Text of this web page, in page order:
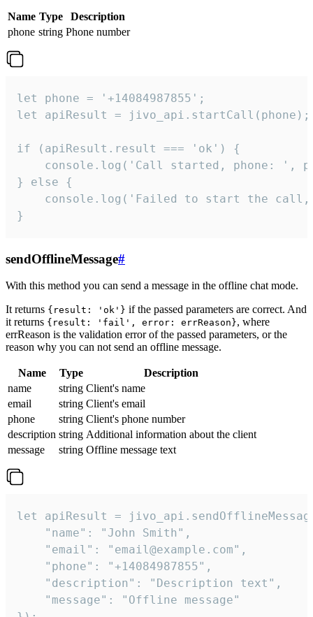
Name Type
Description
phone string Phone number
let phone = '+14084987855';
let apiResult = jivo_api.startCall(phone);
if (apiResult.result === 'ok') {
console.log('Call started, phone: ',
} else {
console.log('Failed to start the
}
sendOfflineMessage#
With this method you can send a message in the offline chat mode.
It returns {result: 'ok'} if the passed parameters are correct. And
it returns {result: 'fail', error: errReason}, where
errReason is the validation error of the passed parameters, or the
reason why you can not send an offline message.
Name Type
Description
name
string Client's name
email
string Client's email
phone
string Client's phone number
description string Additional information about the client
message
string Offline message text
let apiResult =
    "name": "John Smith",
    "email": "email@example.com",
    "phone": "+14084987855",
    "description": "Description text",
    "message": "Offline message"